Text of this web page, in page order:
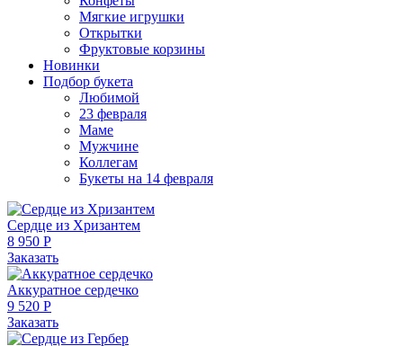
Мягкие игрушки
Открытки
Фруктовые корзины
Новинки
Подбор букета
Любимой
23 февраля
Маме
Мужчине
Коллегам
Букеты на 14 февраля
Сердце из Хризантем
8 950 Р
Заказать
Аккуратное сердечко
9 520 Р
Заказать